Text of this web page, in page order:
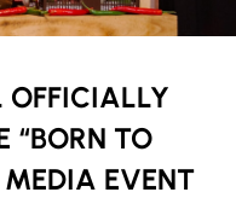
“BORN TO
EVENT